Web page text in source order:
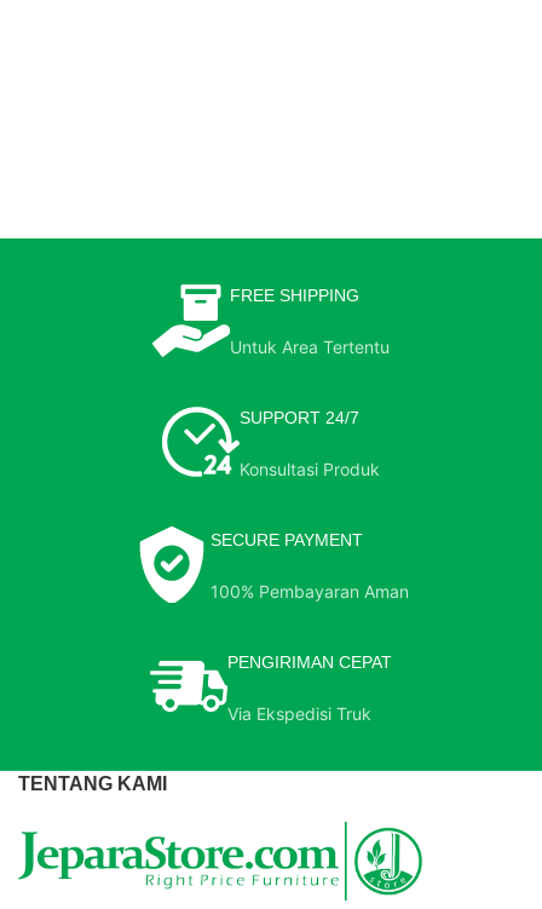
FREE SHIPPING
Untuk Area Tertentu
SUPPORT 24/7
Konsultasi Produk
SECURE PAYMENT
100% Pembayaran Aman
PENGIRIMAN CEPAT
Via Ekspedisi Truk
TENTANG KAMI